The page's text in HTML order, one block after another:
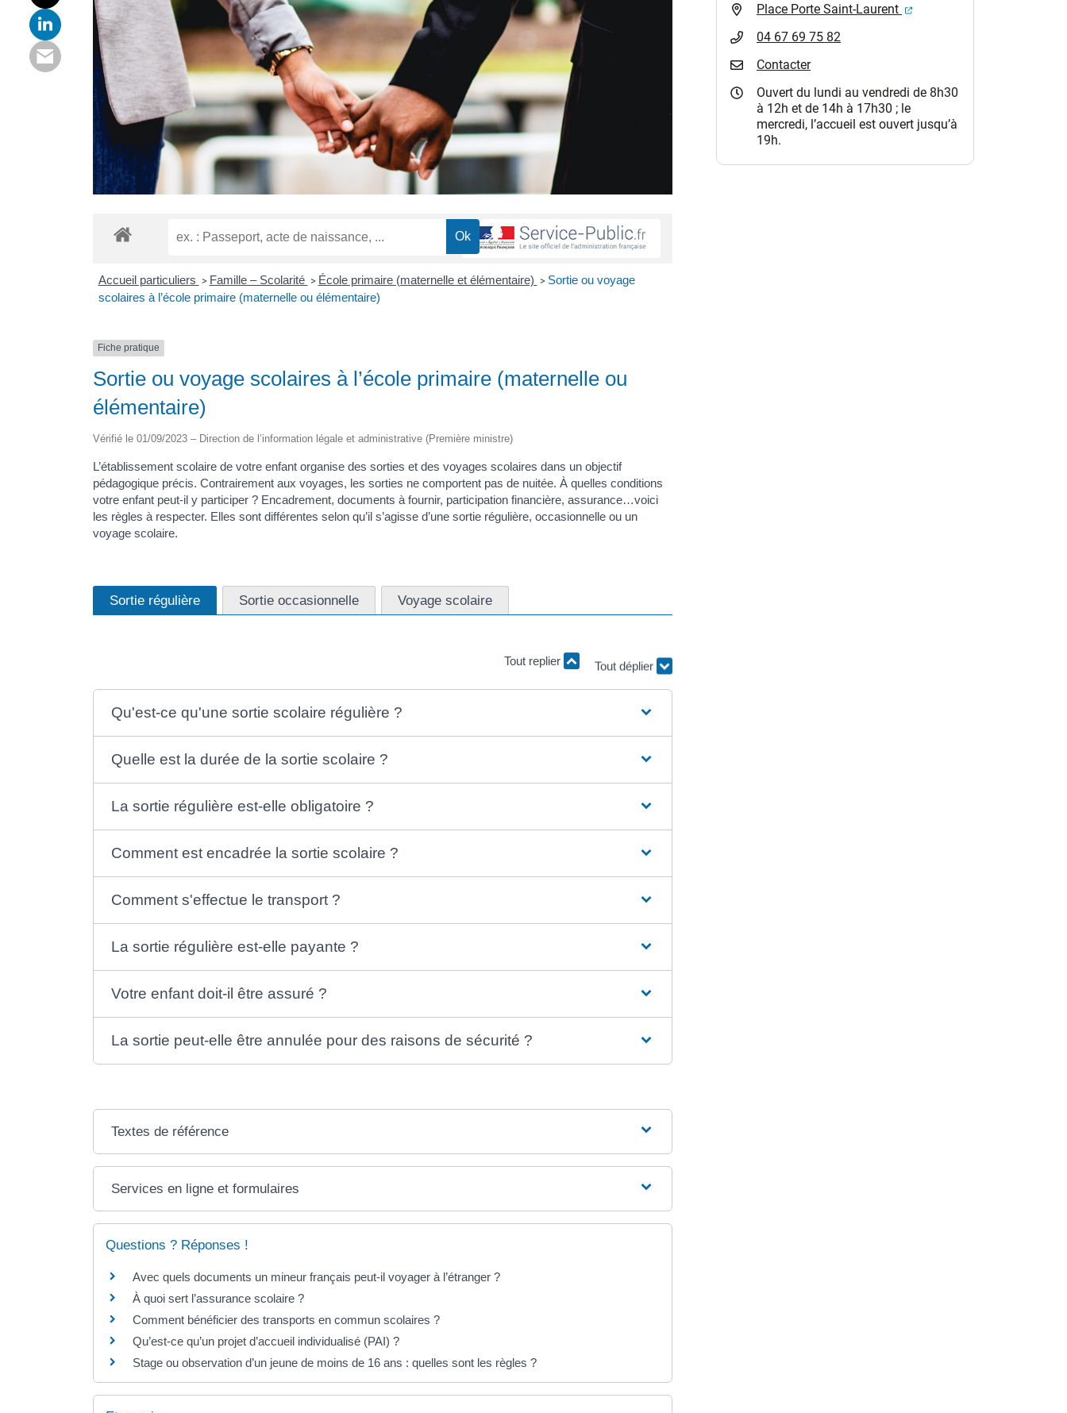
Accueil particuliers > Famille – Scolarité > École primaire (maternelle et élémentaire) > Sortie ou voyage
scolaires à l’école primaire (maternelle ou élémentaire)
Fiche pratique
Sortie ou voyage scolaires à l’école primaire (maternelle ou
élémentaire)
Vérifié le 01/09/2023 – Direction de l’information légale et administrative (Première ministre)
L’établissement scolaire de votre enfant organise des sorties et des voyages scolaires dans un objectif
pédagogique précis. Contrairement aux voyages, les sorties ne comportent pas de nuitée. À quelles conditions
votre enfant peut-il y participer ? Encadrement, documents à fournir, participation financière, assurance…voici
les règles à respecter. Elles sont différentes selon qu’il s’agisse d’une sortie régulière, occasionnelle ou un
voyage scolaire.
Sortie régulière Sortie occasionnelle Voyage scolaire
Tout replier
Tout déplier
Qu'est-ce qu'une sortie scolaire régulière ?
Quelle est la durée de la sortie scolaire ?
La sortie régulière est-elle obligatoire ?
Comment est encadrée la sortie scolaire ?
Comment s'effectue le transport ?
La sortie régulière est-elle payante ?
Votre enfant doit-il être assuré ?
La sortie peut-elle être annulée pour des raisons de sécurité ?
Textes de référence
Services en ligne et formulaires
Questions ? Réponses !
Avec quels documents un mineur français peut-il voyager à l’étranger ?
À quoi sert l’assurance scolaire ?
Comment bénéficier des transports en commun scolaires ?
Qu’est-ce qu’un projet d’accueil individualisé (PAI) ?
Stage ou observation d’un jeune de moins de 16 ans : quelles sont les règles ?
Place Porte Saint-Laurent
(ouverture dans un nouvel
04 67 69 75 82
Contacter
Ouvert du lundi au vendredi de 8h30
à 12h et de 14h à 17h30 ; le
mercredi, l’accueil est ouvert jusqu’à
19h.